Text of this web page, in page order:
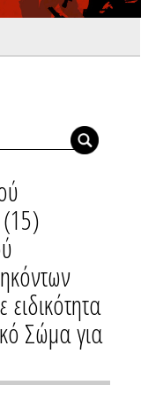
ειδικότητα
Σώμα για